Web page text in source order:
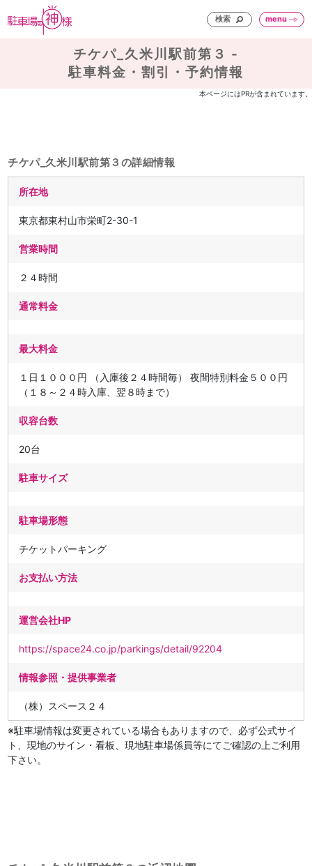
検索 menu
チケパ_久米川駅前第３ -
駐車料金・割引・予約情報
本ページにはPRが含まれています。
チケパ_久米川駅前第３の詳細情報
所在地
東京都東村山市栄町2-30-1
営業時間
２４時間
通常料金
最大料金
１日１０００円 （入庫後２４時間毎） 夜間特別料金５００円
（１８～２４時入庫、翌８時まで）
収容台数
20台
駐車サイズ
駐車場形態
チケットパーキング
お支払い方法
運営会社HP
https://space24.co.jp/parkings/detail/92204
情報参照・提供事業者
（株）スペース２４
※駐車場情報は変更されている場合もありますので、必ず公式サイ
ト、現地のサイン・看板、現地駐車場係員等にてご確認の上ご利用
下さい。